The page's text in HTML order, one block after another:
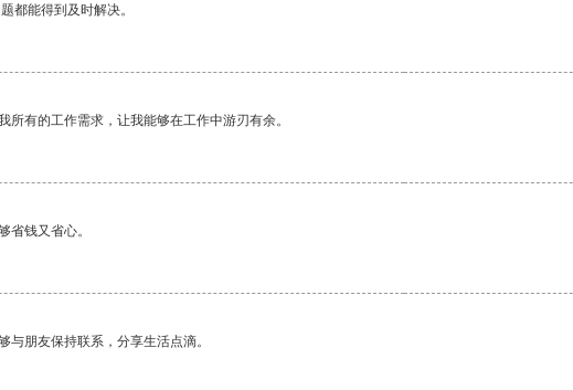
都能得到及时解决。
有的工作需求，让我能够在工作中游刃有余。
省钱又省心。
朋友保持联系，分享生活点滴。